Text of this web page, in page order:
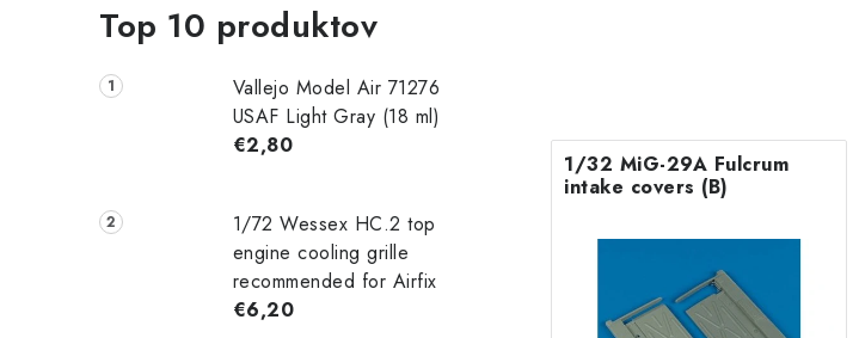
Top 10 produktov
Vallejo Model Air 71276
USAF Light Gray (18 ml)
€2,80
1/72 Wessex HC.2 top
engine cooling grille
recommended for Airfix
€6,20
1/32 MiG-29A Fulcrum
intake covers (B)